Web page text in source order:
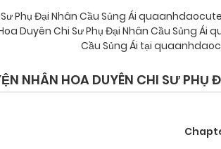
Phụ Đại Nhân Cầu Sủng Ái
Duyên Chi Sư Phụ Đại Nhân Cầu Sủng
Cầu Sủng Ái tại
NHÂN HOA DUYÊN CHI SƯ PHỤ